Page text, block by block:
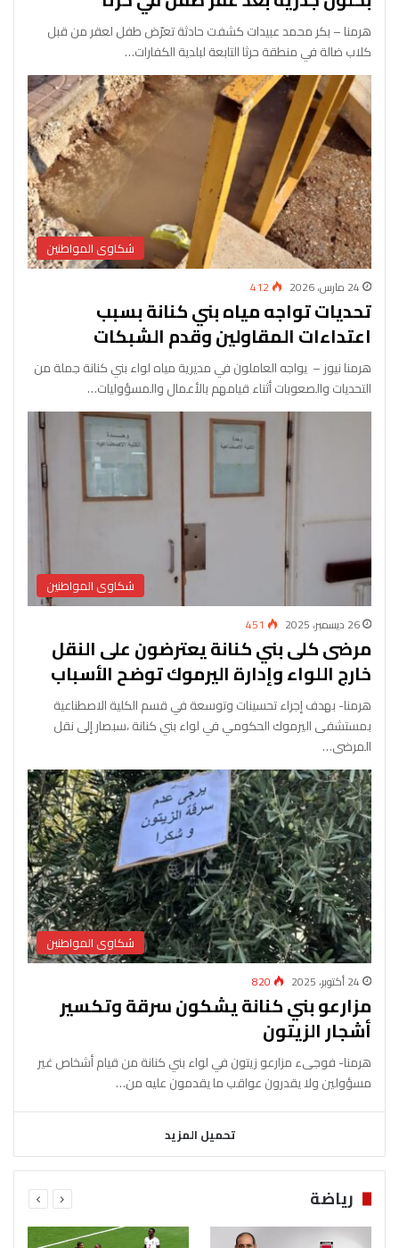
هرمنا – بكر محمد عبيدات كشفت حادثة تعرّض طفل لعقر من قبل
كلاب ضالة في منطقة حرثا التابعة لبلدية الكفارات…
شكاوى المواطنين
24 مارس، 2026 412
تحديات تواجه مياه بني كنانة بسبب
اعتداءات المقاولين وقدم الشبكات
‎هرمنا نيوز – ‎ ‎يواجه العاملون في مديرية مياه لواء بني كنانة جملة من
التحديات والصعوبات أثناء قيامهم بالأعمال والمسؤوليات…
شكاوى المواطنين
26 ديسمبر، 2025 451
مرضى كلى بني كنانة يعترضون على النقل
خارج اللواء وإدارة اليرموك توضح الأسباب
‎هرمنا- بهدف إجراء تحسينات وتوسعة في قسم الكلية الاصطناعية
بمستشفى اليرموك الحكومي في لواء بني كنانة ،سبصار إلى نقل
المرضى…
شكاوى المواطنين
24 أكتوبر، 2025 820
مزارعو بني كنانة يشكون سرقة وتكسير
أشجار الزيتون
‎هرمنا- فوجىء مزارعو زيتون في لواء بني كنانة من قيام أشخاص غير
مسؤولين ولا يقدرون عواقب ما يقدمون عليه من…
تحميل المزيد
رياضة